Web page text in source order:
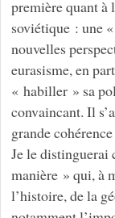
première quant à
soviétique : une
nouvelles
eurasisme, en
« habiller » sa
convaincant. Il
grande
Je le distinguerai
manière » qui, à
l’histoire, de la